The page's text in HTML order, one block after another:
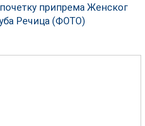
припрема Женског
Речица (ФОТО)